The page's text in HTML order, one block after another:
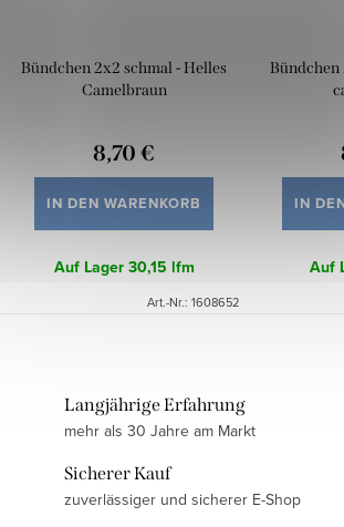
Bündchen 2x2 schmal - Helles
Camelbraun
8,70 €
IN DEN WARENKORB
Auf Lager30,15 lfm
Art.-Nr.: 1608652
Bündchen
IN
Auf
Langjährige Erfahrung
mehr als 30 Jahre am Markt
Sicherer Kauf
zuverlässiger und sicherer E-Shop